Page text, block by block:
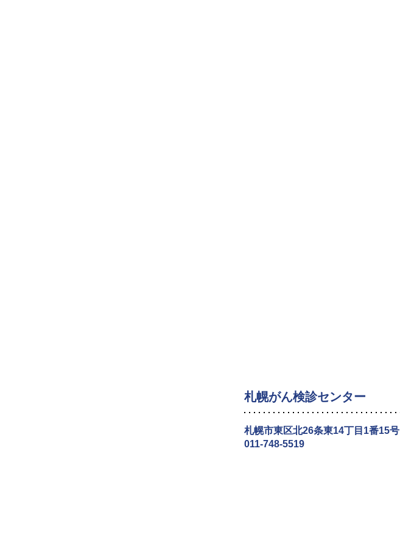
札幌がん検診センター
札幌市東区北26条東14丁目1番15号
011-748-5519